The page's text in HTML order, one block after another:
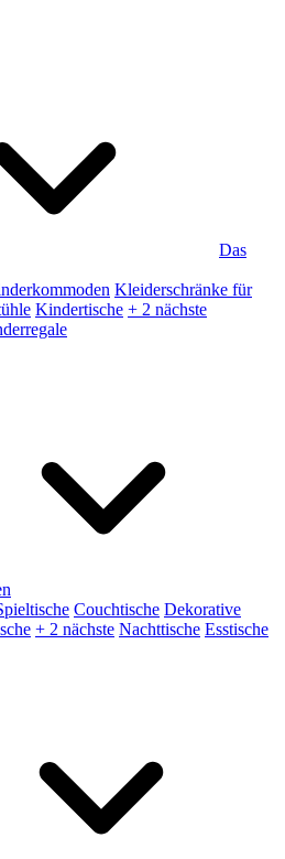
Das
Kleiderschränke für
Kindertische + 2 nächste
Couchtische Dekorative
+ 2 nächste Nachttische Esstische